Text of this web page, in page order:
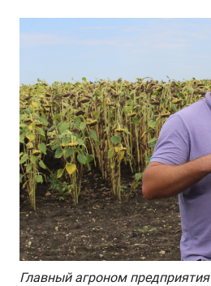
Главный агроном предприятия